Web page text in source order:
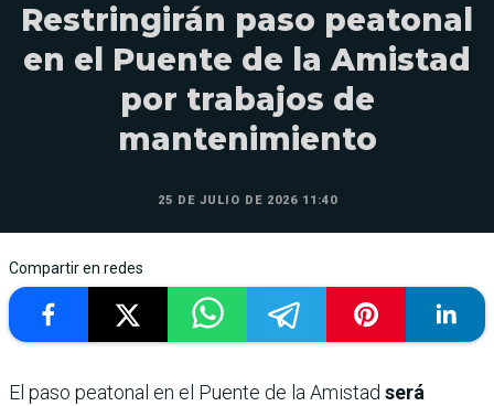
Restringirán paso peatonal
en el Puente de la Amistad
por trabajos de
mantenimiento
25 DE JULIO DE 2026 11:40
Compartir en redes
El paso peatonal en el Puente de la Amistad será